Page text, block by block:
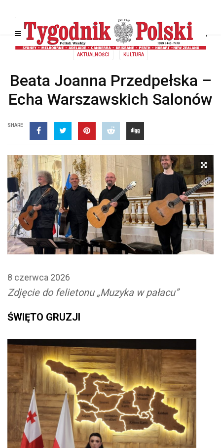
AKTUALNOŚCI KULTURA
Beata Joanna Przedpełska –
Echa Warszawskich Salonów
SHARE
8 czerwca 2026
Zdjęcie do felietonu „Muzyka w pałacu”
ŚWIĘTO GRUZJI